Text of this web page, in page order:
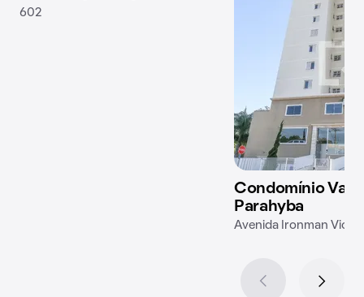
602
Condomínio
Parahyba
Avenida Ironman